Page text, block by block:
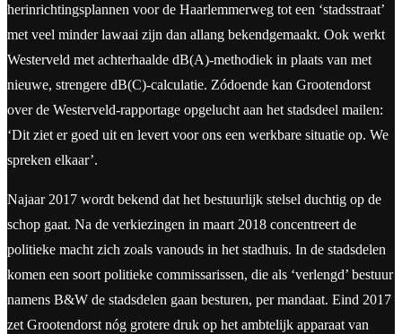
herinrichtingsplannen voor de Haarlemmerweg tot een ‘stadsstraat’
met veel minder lawaai zijn dan allang bekendgemaakt. Ook werkt
Westerveld met achterhaalde dB(A)-methodiek in plaats van met
nieuwe, strengere dB(C)-calculatie. Zódoende kan Grootendorst
over de Westerveld-rapportage opgelucht aan het stadsdeel mailen:
‘Dit ziet er goed uit en levert voor ons een werkbare situatie op. We
spreken elkaar’.
Najaar 2017 wordt bekend dat het bestuurlijk stelsel duchtig op de
schop gaat. Na de verkiezingen in maart 2018 concentreert de
politieke macht zich zoals vanouds in het stadhuis. In de stadsdelen
komen een soort politieke commissarissen, die als ‘verlengd’ bestuur
namens B&W de stadsdelen gaan besturen, per mandaat. Eind 2017
zet Grootendorst nóg grotere druk op het ambtelijk apparaat van